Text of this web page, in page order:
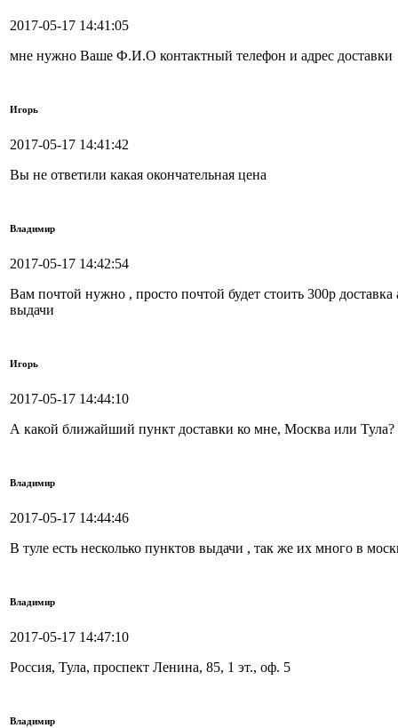
2017-05-17 14:41:05
мне нужно Ваше Ф.И.О контактный телефон и адрес доставки
Игорь
2017-05-17 14:41:42
Вы не ответили какая окончательная цена
Владимир
2017-05-17 14:42:54
Вам почтой нужно , просто почтой будет стоить 300р
выдачи
Игорь
2017-05-17 14:44:10
А какой ближайший пункт доставки ко мне, Москва или Тула?
Владимир
2017-05-17 14:44:46
В туле есть несколько пунктов выдачи , так же их много в
Владимир
2017-05-17 14:47:10
Россия, Тула, проспект Ленина, 85, 1 эт., оф. 5
Владимир